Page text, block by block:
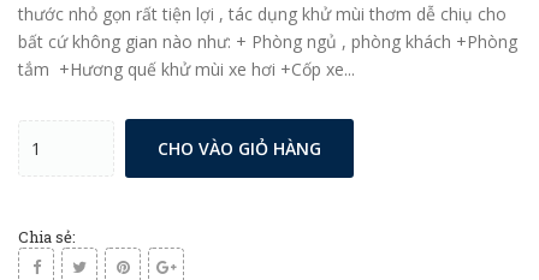
thước nhỏ gọn rất tiện lợi , tác dụng khử mùi thơm dễ chiụ cho
bất cứ không gian nào như: + Phòng ngủ , phòng khách +Phòng
tắm +Hương quế khử mùi xe hơi +Cốp xe...
CHO VÀO GIỎ HÀNG
Chia sẻ: